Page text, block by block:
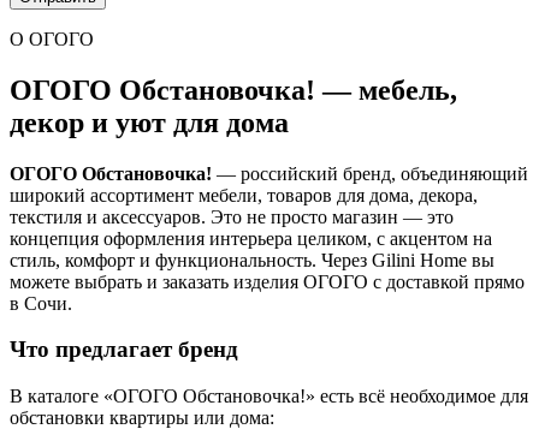
О ОГОГО
ОГОГО Обстановочка! — мебель,
декор и уют для дома
ОГОГО Обстановочка! — российский бренд, объединяющий
широкий ассортимент мебели, товаров для дома, декора,
текстиля и аксессуаров. Это не просто магазин — это
концепция оформления интерьера целиком, с акцентом на
стиль, комфорт и функциональность. Через Gilini Home вы
можете выбрать и заказать изделия ОГОГО с доставкой прямо
в Сочи.
Что предлагает бренд
В каталоге «ОГОГО Обстановочка!» есть всё необходимое для
обстановки квартиры или дома: